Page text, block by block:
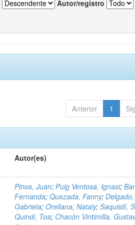
Autor/registro
Anterior 1
Autor(es)
Pinos, Juan;Puig Ventosa, Ignasi;
Fernanda;Quezada, Fanny;Delgado,
Gabriela;Orellana, Nataly;Saquisilí,
Quindi, Toa; Chacón Vintimilla,